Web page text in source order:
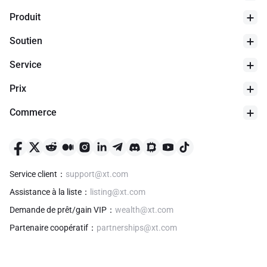
24h bas $
Produit
Soutien
Service
Prix
Commerce
Service client ： support@xt.com
Assistance à la liste ：
listing@xt.com
Demande de prêt/gain VIP ： wealth@xt.com
Partenaire coopératif ： partnerships@xt.com